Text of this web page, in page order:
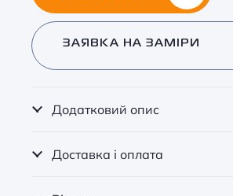
Alternative:
ЗАЯВКА НА ЗАМІРИ
Додатковий опис
Доставка і оплата